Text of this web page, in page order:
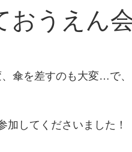
おうえん
傘を差すのも大変…で、
してくださいました！